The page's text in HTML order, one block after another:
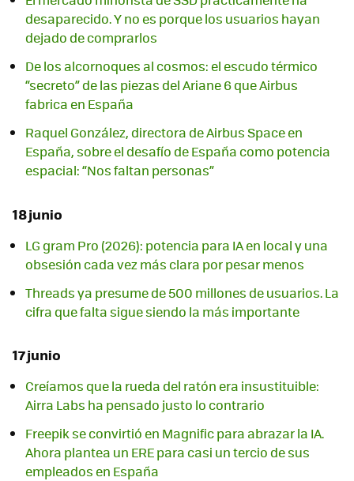
desaparecido. Y no es porque los usuarios hayan
dejado de comprarlos
De los alcornoques al cosmos: el escudo térmico
“secreto” de las piezas del Ariane 6 que Airbus
fabrica en España
Raquel González, directora de Airbus Space en
España, sobre el desafío de España como potencia
espacial: “Nos faltan personas”
18 junio
LG gram Pro (2026): potencia para IA en local y una
obsesión cada vez más clara por pesar menos
Threads ya presume de 500 millones de usuarios. La
cifra que falta sigue siendo la más importante
17 junio
Creíamos que la rueda del ratón era insustituible:
Airra Labs ha pensado justo lo contrario
Freepik se convirtió en Magnific para abrazar la IA.
Ahora plantea un ERE para casi un tercio de sus
empleados en España